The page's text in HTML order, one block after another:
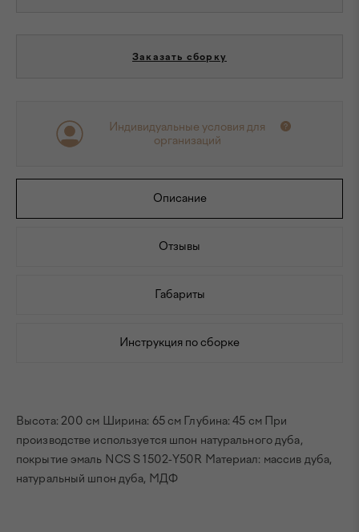
Заказать сборку
Индивидуальные условия для
организаций
Описание
Отзывы
Габариты
Инструкция по сборке
Высота: 200 см Ширина: 65 см Глубина: 45 см При
производстве используется шпон натурального дуба,
покрытие эмаль NCS S 1502-Y50R Материал: массив дуба,
натуральный шпон дуба, МДФ